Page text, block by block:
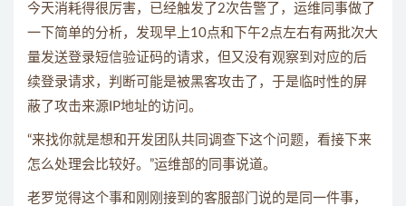
今天消耗得很厉害，已经触发了2次告警了，运维同事做了
一下简单的分析，发现早上10点和下午2点左右有两批次大
量发送登录短信验证码的请求，但又没有观察到对应的后
续登录请求，判断可能是被黑客攻击了，于是临时性的屏
蔽了攻击来源IP地址的访问。
“来找你就是想和开发团队共同调查下这个问题，看接下来
怎么处理会比较好。”运维部的同事说道。
老罗觉得这个事和刚刚接到的客服部门说的是同一件事，